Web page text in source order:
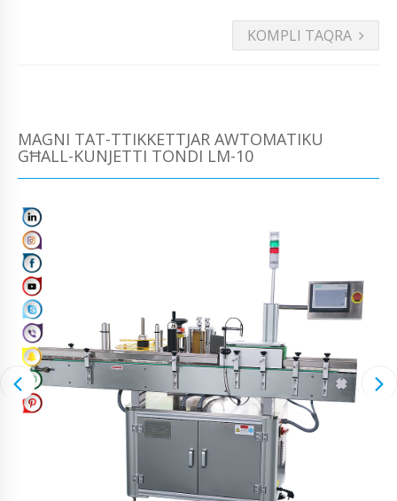
KOMPLI TAQRA
MAGNI TAT-TTIKKETTJAR AWTOMATIKU
GĦALL-KUNJETTI TONDI LM-10